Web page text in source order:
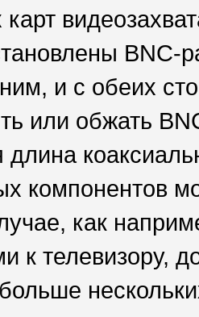
и с обеих
или обжать
компонентов
как
к телевизору,